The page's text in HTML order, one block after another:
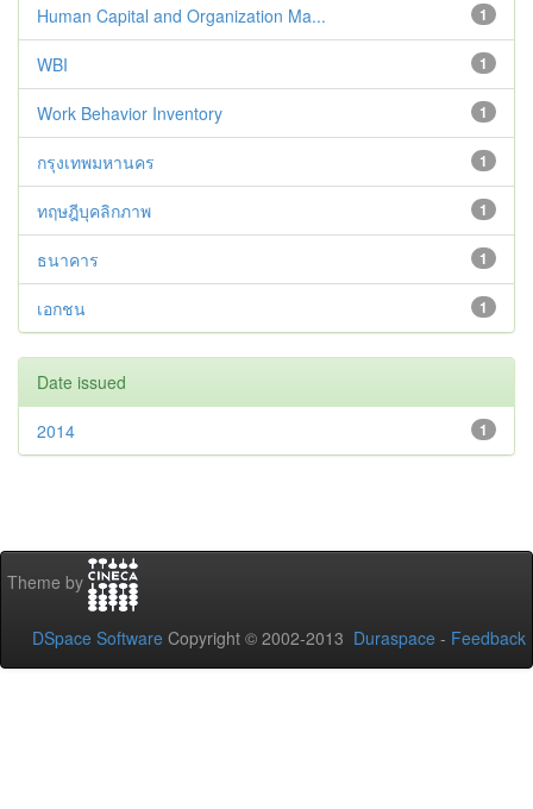
1
Human Capital and Organization Ma...
1
WBI
1
Work Behavior Inventory
1
กรุงเทพมหานคร
1
ทฤษฎีบุคลิกภาพ
1
ธนาคาร
1
เอกชน
Date issued
1
2014
Theme by
DSpace Software Copyright © 2002-2013 Duraspace - Feedback